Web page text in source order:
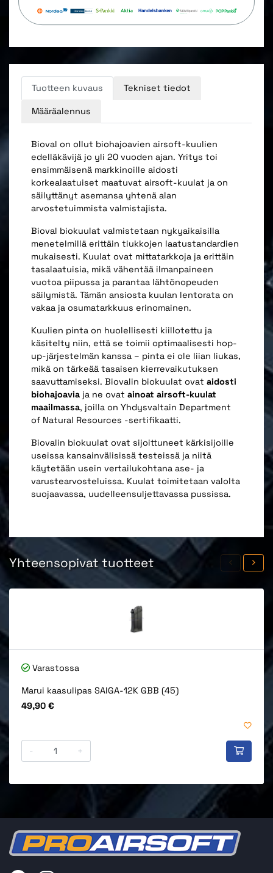
Tuotteen kuvaus Tekniset tiedot
Määräalennus
Bioval on ollut biohajoavien airsoft-kuulien
edelläkävijä jo yli 20 vuoden ajan. Yritys toi
ensimmäisenä markkinoille aidosti
korkealaatuiset maatuvat airsoft-kuulat ja on
säilyttänyt asemansa yhtenä alan
arvostetuimmista valmistajista.
Bioval biokuulat valmistetaan nykyaikaisilla
menetelmillä erittäin tiukkojen laatustandardien
mukaisesti. Kuulat ovat mittatarkkoja ja erittäin
tasalaatuisia, mikä vähentää ilmanpaineen
vuotoa piipussa ja parantaa lähtönopeuden
säilymistä. Tämän ansiosta kuulan lentorata on
vakaa ja osumatarkkuus erinomainen.
Kuulien pinta on huolellisesti kiillotettu ja
käsitelty niin, että se toimii optimaalisesti hop-
up-järjestelmän kanssa – pinta ei ole liian liukas,
mikä on tärkeää tasaisen kierrevaikutuksen
saavuttamiseksi. Biovalin biokuulat ovat aidosti
biohajoavia ja ne ovat ainoat airsoft-kuulat
maailmassa, joilla on Yhdysvaltain Department
of Natural Resources -sertifikaatti.
Biovalin biokuulat ovat sijoittuneet kärkisijoille
useissa kansainvälisissä testeissä ja niitä
käytetään usein vertailukohtana ase- ja
varustearvosteluissa. Kuulat toimitetaan valolta
suojaavassa, uudelleensuljettavassa pussissa.
Yhteensopivat tuotteet
Varastossa
Marui kaasulipas SAIGA-12K GBB (45)
Hinta
49,90 €
- +